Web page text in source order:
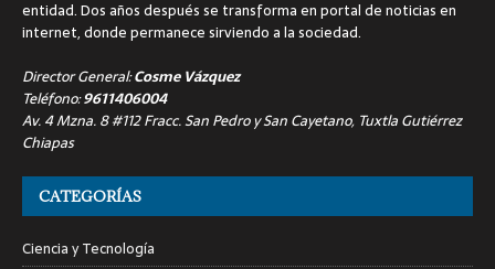
entidad. Dos años después se transforma en portal de noticias en
internet, donde permanece sirviendo a la sociedad.
Director General:Cosme Vázquez
Teléfono:9611406004
Av. 4 Mzna. 8 #112 Fracc. San Pedro y San Cayetano, Tuxtla Gutiérrez
Chiapas
CATEGORÍAS
Ciencia y Tecnología